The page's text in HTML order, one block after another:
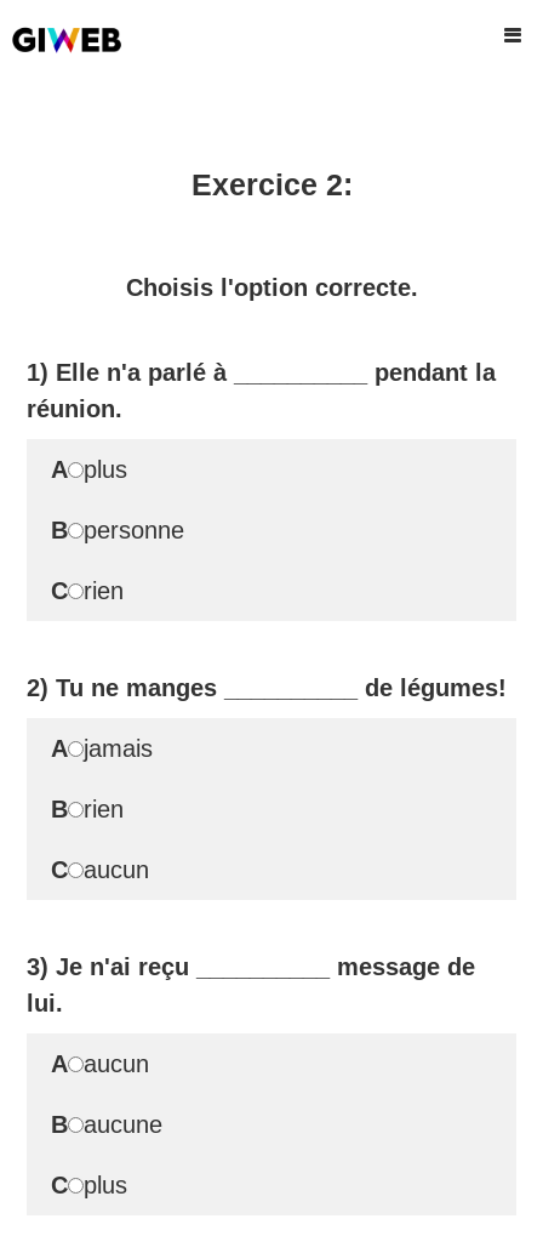
Exercice 2:
Choisis l'option correcte.
1) Elle n'a parlé à
pendant la
réunion.
A plus
B personne
C rien
2) Tu ne manges de légumes!
A jamais
B rien
C aucun
3) Je n'ai reçu
message de
lui.
A aucun
B aucune
C plus